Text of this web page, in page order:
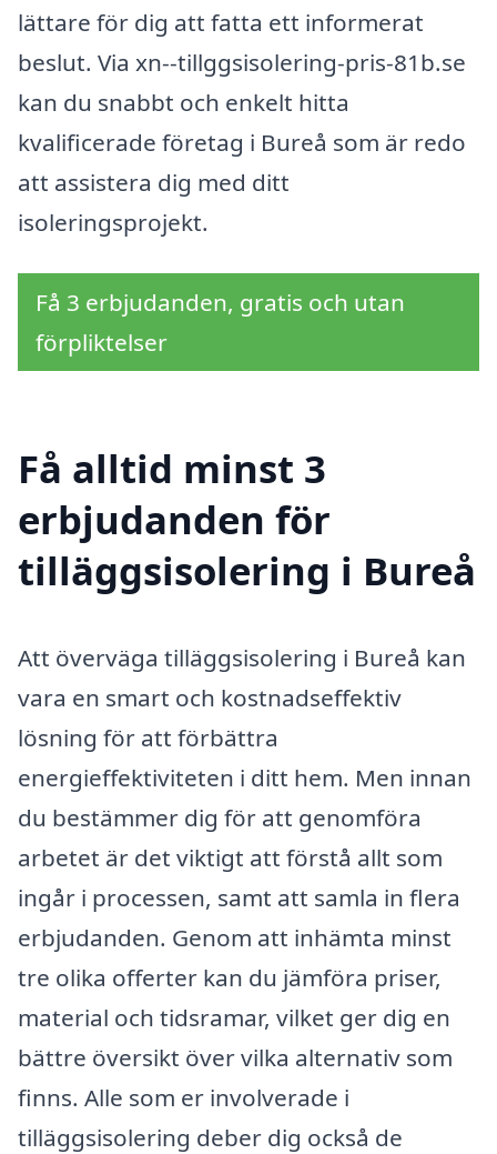
lättare för dig att fatta ett informerat
beslut. Via xn--tillggsisolering-pris-81b.se
kan du snabbt och enkelt hitta
kvalificerade företag i Bureå som är redo
att assistera dig med ditt
isoleringsprojekt.
Få 3 erbjudanden, gratis och utan
förpliktelser
Få alltid minst 3
erbjudanden för
tilläggsisolering i Bureå
Att överväga tilläggsisolering i Bureå kan
vara en smart och kostnadseffektiv
lösning för att förbättra
energieffektiviteten i ditt hem. Men innan
du bestämmer dig för att genomföra
arbetet är det viktigt att förstå allt som
ingår i processen, samt att samla in flera
erbjudanden. Genom att inhämta minst
tre olika offerter kan du jämföra priser,
material och tidsramar, vilket ger dig en
bättre översikt över vilka alternativ som
finns. Alle som er involverade i
tilläggsisolering deber dig också de